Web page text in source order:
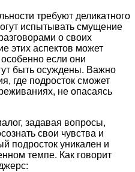
требуют деликатного
испытывать смущение
о своих
этих аспектов может
если они
быть осуждены. Важно
где подросток сможет
не опасаясь
задавая вопросы,
свои чувства и
подросток уникален и
темпе. Как говорит